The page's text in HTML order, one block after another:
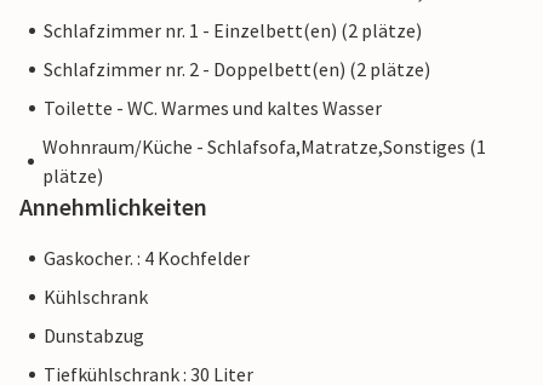
Schlafzimmer nr. 1 - Einzelbett(en) (2 plätze)
Schlafzimmer nr. 2 - Doppelbett(en) (2 plätze)
Toilette - WC. Warmes und kaltes Wasser
Wohnraum/Küche - Schlafsofa,Matratze,Sonstiges (1
plätze)
Annehmlichkeiten
Gaskocher. : 4 Kochfelder
Kühlschrank
Dunstabzug
Tiefkühlschrank : 30 Liter